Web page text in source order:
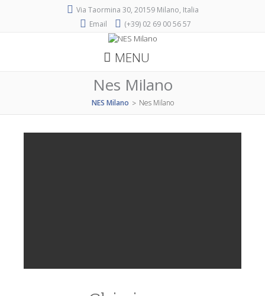
Via Taormina 30, 20159 Milano, Italia
Email
(+39) 02 69 00 56 57
MENU
Nes Milano
NES Milano > Nes Milano